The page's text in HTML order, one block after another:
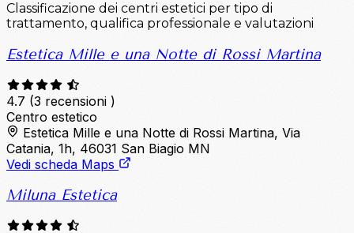
Classificazione dei centri estetici per tipo di
trattamento, qualifica professionale e valutazioni
Estetica Mille e una Notte di Rossi Martina
4.7 (3 recensioni )
Centro estetico
Estetica Mille e una Notte di Rossi Martina, Via
Catania, 1h, 46031 San Biagio MN
Vedi scheda Maps
Miluna Estetica